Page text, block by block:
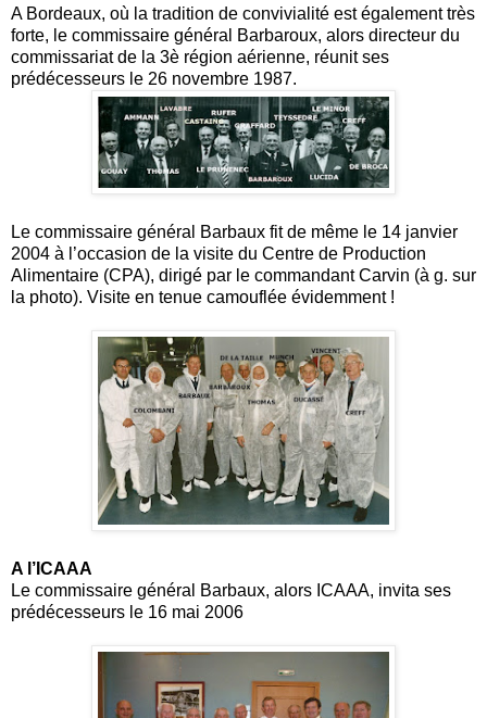
A Bordeaux, où la tradition de convivialité est également très
forte, le commissaire général Barbaroux, alors directeur du
commissariat de la 3è région aérienne, réunit ses
prédécesseurs le 26 novembre 1987.
Le commissaire général Barbaux fit de même le 14 janvier
2004 à l’occasion de la visite du Centre de Production
Alimentaire (CPA), dirigé par le commandant Carvin (à g. sur
la photo). Visite en tenue camouflée évidemment !
A l’ICAAA
Le commissaire général Barbaux, alors ICAAA, invita ses
prédécesseurs le 16 mai 2006